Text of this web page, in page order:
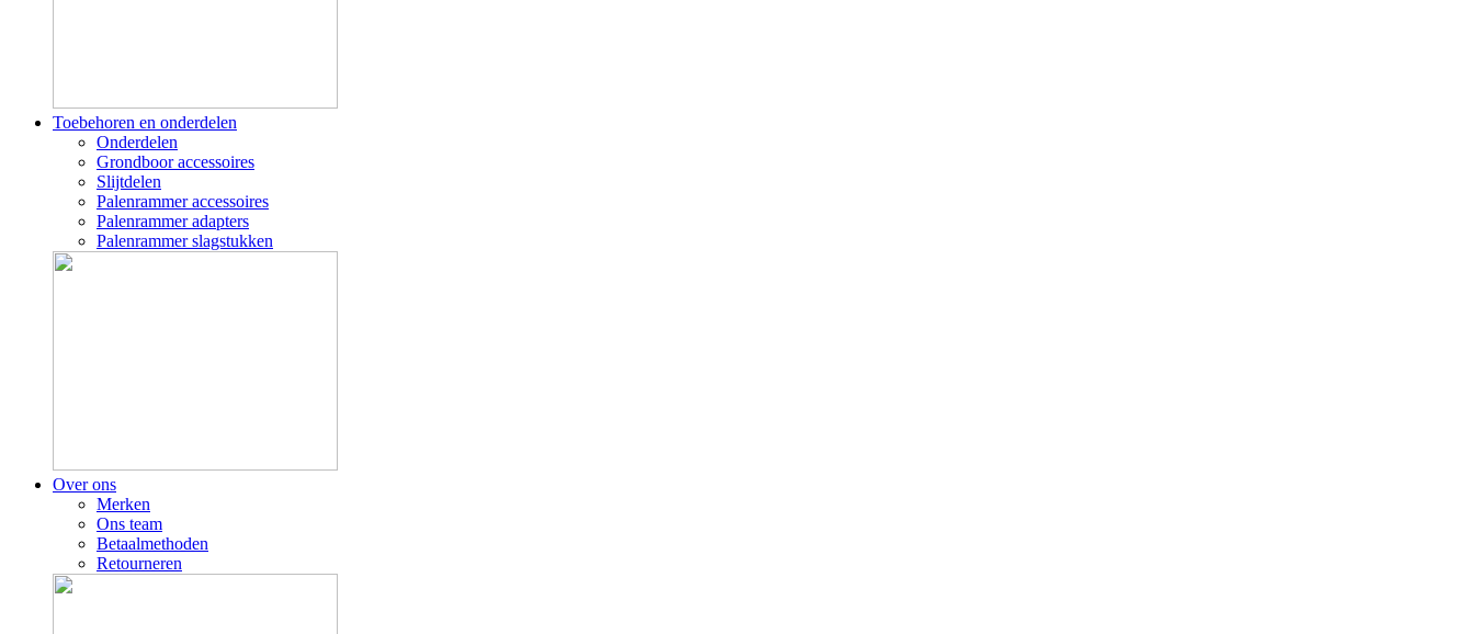
Toebehoren en onderdelen
Onderdelen
Grondboor accessoires
Slijtdelen
Palenrammer accessoires
Palenrammer adapters
Palenrammer slagstukken
Over ons
Merken
Ons team
Betaalmethoden
Retourneren